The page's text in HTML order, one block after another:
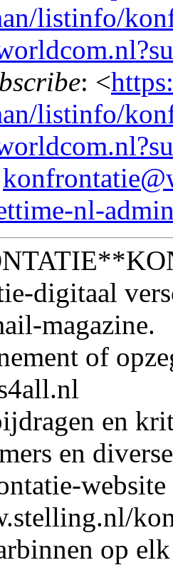
listinfo/
: <
listinfo/
nl-
digitaal
magazine.
of
en
en
website
op